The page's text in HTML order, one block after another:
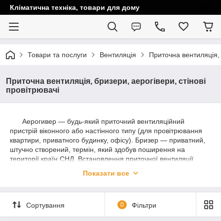
Кліматична техніка, товари для дому
Товари та послуги Вентиляція Приточна вентиляція,
Приточна вентиляція, бризери, аерогівери, стінові
провітрювачі
Аерогивер — будь-який приточний вентиляційний
пристрій віконного або настінного типу (для провітрювання
квартири, приватного будинку, офісу). Бризер — приватний,
штучно створений, термін, який здобув поширення на
території країн СНД. Встановлення приточної вентиляції
необхідне в сучасному світі. Основне завдання цих пристроїв
Головні переваги бризера та чому варто встановити
бризер у квартирі:
Показати все
Сортування 0 Фільтри